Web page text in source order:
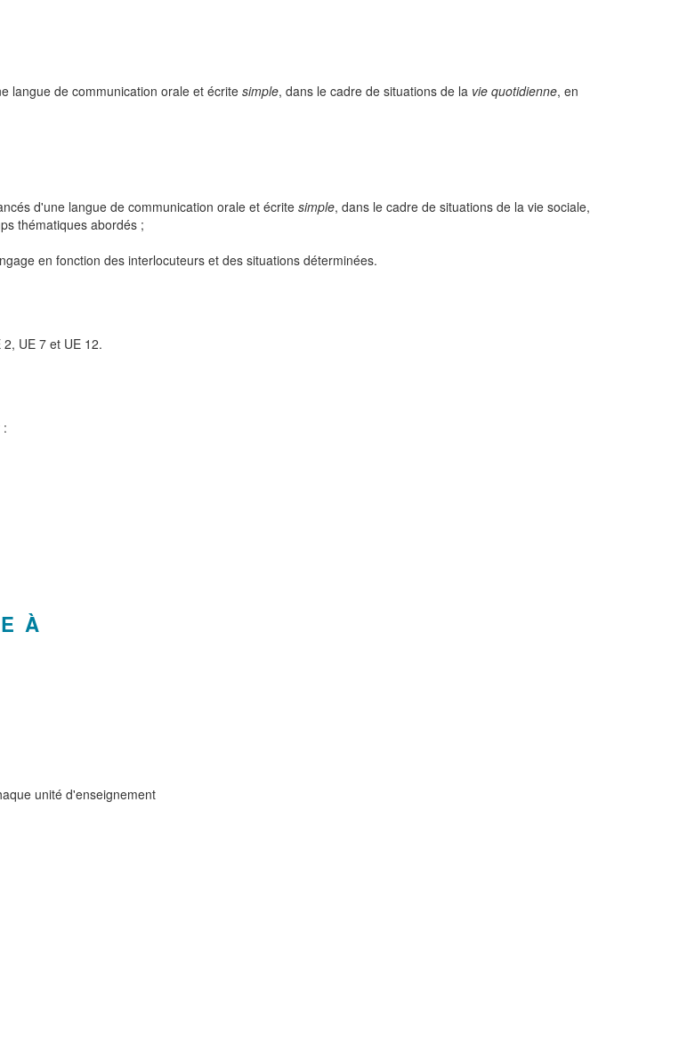
langue de communication orale et écrite simple, dans le cadre de situations de la vie quotidienne, en
d'une langue de communication orale et écritesimple, dans le cadre de situations de la vie sociale,
thématiques abordés ;
en fonction des interlocuteurs et des situations déterminées.
UE 7 et UE 12.
À
unité d'enseignement